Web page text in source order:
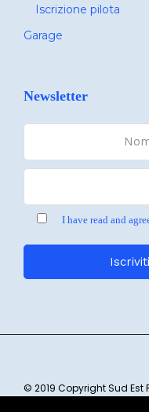
Iscrizione pilota
Garage
Newsletter
I have read and
© 2019 Copyright Sud Est
Borgata Costa 6